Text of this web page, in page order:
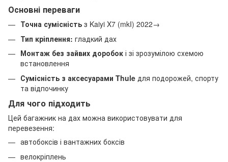
Основні переваги
Точна сумісність з Kaiyi X7 (mkI) 2022→
Тип кріплення: гладкий дах
Монтаж без зайвих доробок і зі зрозумілою схемою
встановлення
Сумісність з аксесуарами Thule для подорожей, спорту
та відпочинку
Для чого підходить
Цей багажник на дах можна використовувати для
перевезення:
автобоксів і вантажних боксів
велокріплень